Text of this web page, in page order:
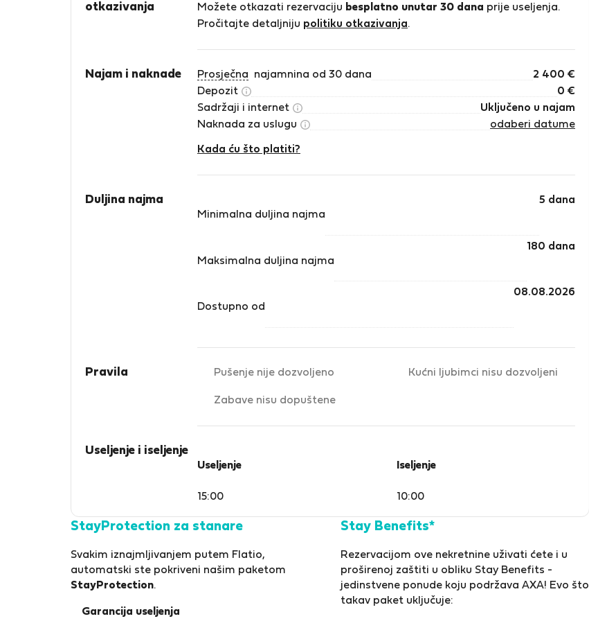
otkazivanja
Možete otkazati rezervaciju besplatno unutar 30 dana prije useljenja.
Pročitajte detaljniju politiku otkazivanja.
Najam i naknade Prosječna najamnina od 30 dana 2 400 €
Depozit
0 €
Sadržaji i internet
Uključeno u najam
Naknada za uslugu
odaberi datume
Kada ću što platiti?
Duljina najma
Minimalna duljina najma
5 dana
Maksimalna duljina najma
180 dana
Dostupno od
08.08.2026
Pravila Pušenje nije dozvoljeno Kućni ljubimci nisu dozvoljeni
Zabave nisu dopuštene
Useljenje i iseljenje
Useljenje
15:00
Iseljenje
10:00
StayProtection za stanare
Svakim iznajmljivanjem putem Flatio,
automatski ste pokriveni našim paketom
StayProtection.
Garancija useljenja
Stay Benefits*
Rezervacijom ove nekretnine uživati ćete i u
proširenoj zaštiti u obliku Stay Benefits -
jedinstvene ponude koju podržava AXA! Evo što
takav paket uključuje: